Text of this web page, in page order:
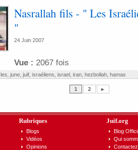
Nasrallah fils - " Les
"
24 Juin 2007
Vue : 2067 fois
les june, juif, israéliens israel, iran, hezbollah, hamas
1 2 ►
Rubriques
Blogs
Vidéos
Opinions
Juif.org
Blog
Qui